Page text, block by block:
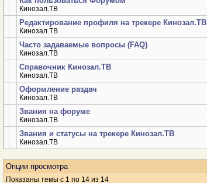
Как пользоваться Форумом
Кинозал.ТВ
Редактирование профиля на трекере Кинозал.ТВ
Кинозал.ТВ
Часто задаваемые вопросы (FAQ)
Кинозал.ТВ
Справочник Кинозал.ТВ
Кинозал.ТВ
Оформление раздач
Кинозал.ТВ
Звания на форуме
Кинозал.ТВ
Звания и статусы на трекере Кинозал.ТВ